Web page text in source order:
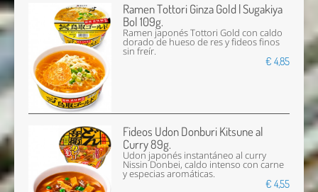
Ramen Tottori Ginza Gold | Sugakiya
Bol 109g.
Ramen japonés Tottori Gold con caldo
dorado de hueso de res y fideos finos
sin freír.
€ 4,85
Fideos Udon Donburi Kitsune al
Curry 89g.
Udon japonés instantáneo al curry
Nissin Donbei, caldo intenso con carne
y especias aromáticas.
€ 4,55